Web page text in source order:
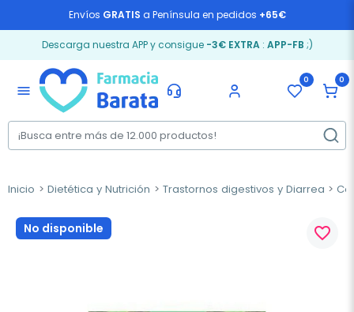
Envíos GRATIS a Península en pedidos +65€
Descarga nuestra APP y consigue -3€ EXTRA: APP-FB ;)
menu
0 0
Inicio Dietética y Nutrición Trastornos digestivos y Diarrea
No disponible favorite_border